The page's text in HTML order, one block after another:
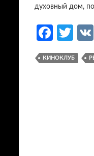
духовный дом,
Fa
ce
b
T
w
itt
КИНОКЛУБ